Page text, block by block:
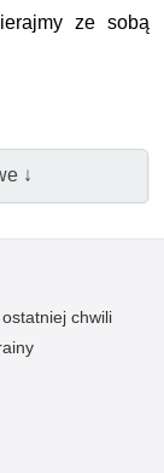
ze sobą
↓
chwili